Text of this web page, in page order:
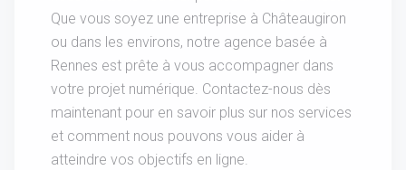
Que vous soyez une entreprise à Châteaugiron
ou dans les environs, notre agence basée à
Rennes est prête à vous accompagner dans
votre projet numérique. Contactez-nous dès
maintenant pour en savoir plus sur nos services
et comment nous pouvons vous aider à
atteindre vos objectifs en ligne.